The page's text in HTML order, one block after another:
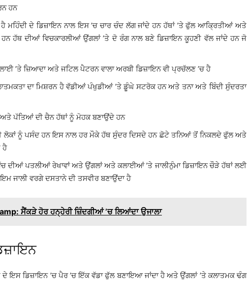
ਹਨ
ਮਹਿੰਦੀ ਦੇ ਡਿਜ਼ਾਇਨ ਨਾਲ ਇਸ ’ਚ ਚਾਰ ਚੰਦ ਲੱਗ ਜਾਂਦੇ ਹਨ ਹੱਥਾਂ ’ਤੇ ਫੁੱਲ ਆਕ੍ਰਿਤੀਆਂ ਅਤੇ
ਹੱਥ ਦੀਆਂ ਵਿਚਕਾਰਲੀਆਂ ਉਂਗਲਾਂ ’ਤੇ ਦੋ ਰੰਗ ਨਾਲ ਬਣੇ ਡਿਜ਼ਾਇਨ ਕੂਹਣੀ ਵੱਲ ਜਾਂਦੇ ਹਨ ਜੋ
’ਤੇ ਜ਼ਿਆਦਾ ਅਤੇ ਜਟਿਲ ਪੈਟਰਨ ਵਾਲਾ ਅਰਬੀ ਡਿਜ਼ਾਇਨ ਵੀ ਪ੍ਰਚੱਲਣ ’ਚ ਹੈ
ਦਾ ਮਿਸ਼ਰਨ ਹੈ ਵੱਡੀਆਂ ਪੰਖੁਡੀਆਂ ’ਤੇ ਡੂੰਘੇ ਸਟਰੋਕ ਹਨ ਅਤੇ ਤਨਾ ਅਤੇ ਬਿੰਦੀ ਸੁੰਦਰਤਾ
ਪੱਤਿਆਂ ਦੀ ਚੈਨ ਹੱਥਾਂ ਨੂੰ ਮੋਹਕ ਬਣਾਉਂਦੇ ਹਨ
ਲੋਕਾਂ ਨੂੰ ਪਸੰਦ ਹਨ ਇਸ ਨਾਲ ਹਰ ਮੌਕੇ ਹੱਥ ਸੁੰਦਰ ਦਿਸਦੇ ਹਨ ਛੋਟੇ ਤਨਿਆਂ ਤੋਂ ਨਿਕਲਦੇ ਫੁੱਲ ਅਤੇ
ਹੈ
ਦੀਆਂ ਪਤਲੀਆਂ ਰੇਖਾਵਾਂ ਅਤੇ ਉਂਗਲਾਂ ਅਤੇ ਕਲਾਈਆਂ ’ਤੇ ਜਾਲੀਨੁੰਮਾ ਡਿਜ਼ਾਇਨ ਚੌੜੇ ਹੱਥਾਂ ਲਈ
ਜਾਲੀ ਵਰਗੇ ਦਸਤਾਨੇ ਦੀ ਤਸਵੀਰ ਬਣਾਉਂਦਾ ਹੈ
ਸੈਂਕੜੇ ਹੋਰ ਹਨ੍ਹੇਰੀ ਜ਼ਿੰਦਗੀਆਂ ’ਚ ਲਿਆਂਦਾ ਉਜਾਲਾ
ਇਸ ਡਿਜ਼ਾਇਨ ’ਚ ਪੈਰ ’ਚ ਇੱਕ ਵੱਡਾ ਫੁੱਲ ਬਣਾਇਆ ਜਾਂਦਾ ਹੈ ਅਤੇ ਉਂਗਲਾਂ ’ਤੇ ਕਲਾਤਮਕ ਢੰਗ